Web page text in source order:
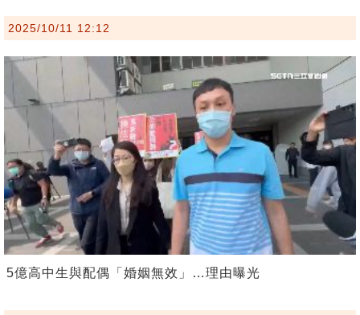
2025/10/11 12:12
5億高中生與配偶「婚姻無效」…理由曝光